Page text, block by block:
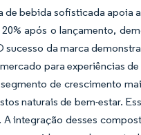
de bebida sofisticada apoia
após o lançamento,
sucesso da marca
para experiências
de crescimento
naturais de bem-estar.
integração desses